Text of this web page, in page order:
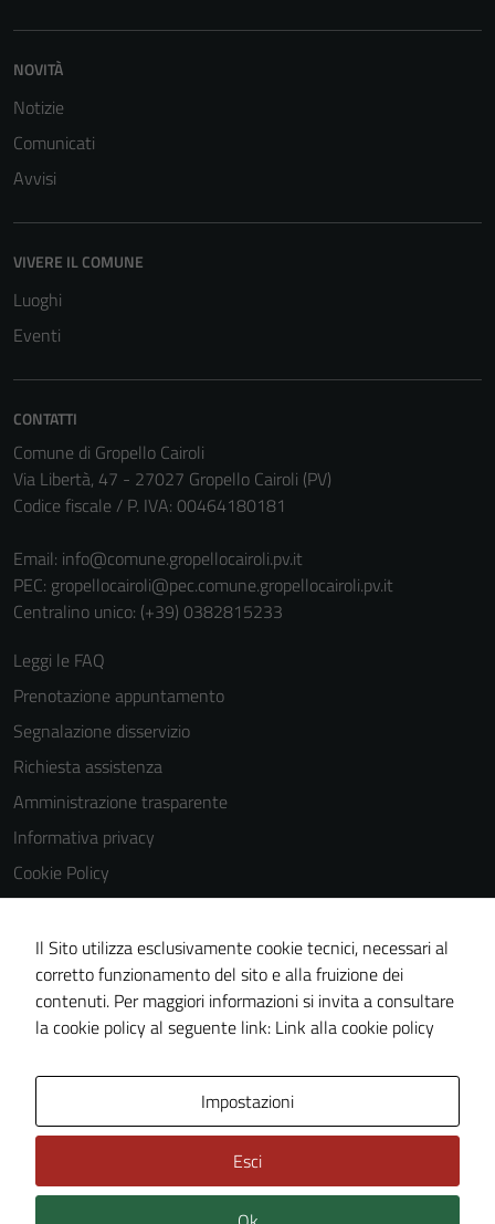
NOVITÀ
Notizie
Comunicati
Avvisi
VIVERE IL COMUNE
Luoghi
Eventi
CONTATTI
Comune di Gropello Cairoli
Via Libertà, 47 - 27027 Gropello Cairoli (PV)
Codice fiscale / P. IVA: 00464180181
Email: info@comune.gropellocairoli.pv.it
PEC: gropellocairoli@pec.comune.gropellocairoli.pv.it
Centralino unico: (+39) 0382815233
Leggi le FAQ
Prenotazione appuntamento
Segnalazione disservizio
Richiesta assistenza
Amministrazione trasparente
Informativa privacy
Cookie Policy
Note legali
Dichiarazione di accessibilità
Obiettivi di accessibilità
Piano di miglioramento del sito
Il Sito utilizza esclusivamente cookie tecnici, necessari al
corretto funzionamento del sito e alla fruizione dei
contenuti. Per maggiori informazioni si invita a consultare
la cookie policy al seguente link: Link alla cookie policy
Impostazioni
Esci
possono
essere
disabilitati.
Questi cookie
non raccolgono
personali.